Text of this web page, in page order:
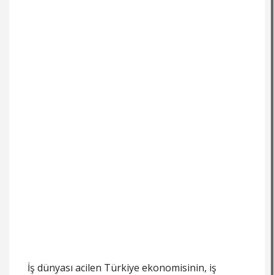
İş dünyası acilen Türkiye ekonomisinin, iş